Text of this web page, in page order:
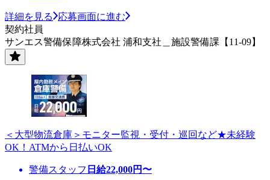
詳細を見る
応募画面に進む
契約社員
サンエス警備保障株式会社 浦和支社＿施設警備課【11-09】
＜大型物流倉庫＞モニター監視・受付・巡回など★未経験
OK！ATMから日払いOK
警備スタッフ 日給22,000円〜